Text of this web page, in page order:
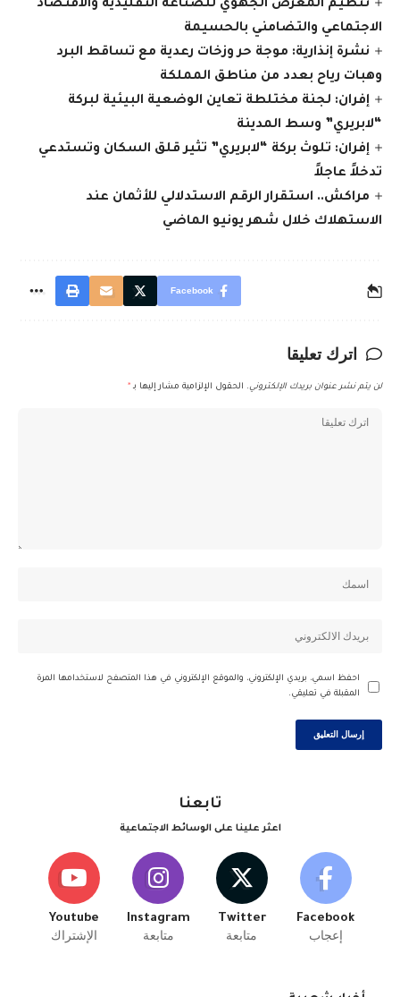
تنظيم المعرض الجهوي للصناعة التقليدية والاقتصاد
الاجتماعي والتضامني بالحسيمة
نشرة إنذارية: موجة حر وزخات رعدية مع تساقط البرد
وهبات رياح بعدد من مناطق المملكة
إفران: لجنة مختلطة تعاين الوضعية البيئية لبركة
“لابريري” وسط المدينة
إفران: تلوث بركة “لابريري” تثير قلق السكان وتستدعي
تدخلاً عاجلاً
مراكش.. استقرار الرقم الاستدلالي للأثمان عند
الاستهلاك خلال شهر يونيو الماضي
Facebook
اترك تعليقا
لن يتم نشر عنوان بريدك الإلكتروني. الحقول الإلزامية مشار إليها بـ *
احفظ اسمي، بريدي الإلكتروني، والموقع الإلكتروني في هذا المتصفح لاستخدامها المرة
المقبلة في تعليقي.
تابعنا
اعثر علينا على الوسائط الاجتماعية
Facebook
إعجاب
Twitter
متابعة
Instagram
متابعة
Youtube
الإشتراك